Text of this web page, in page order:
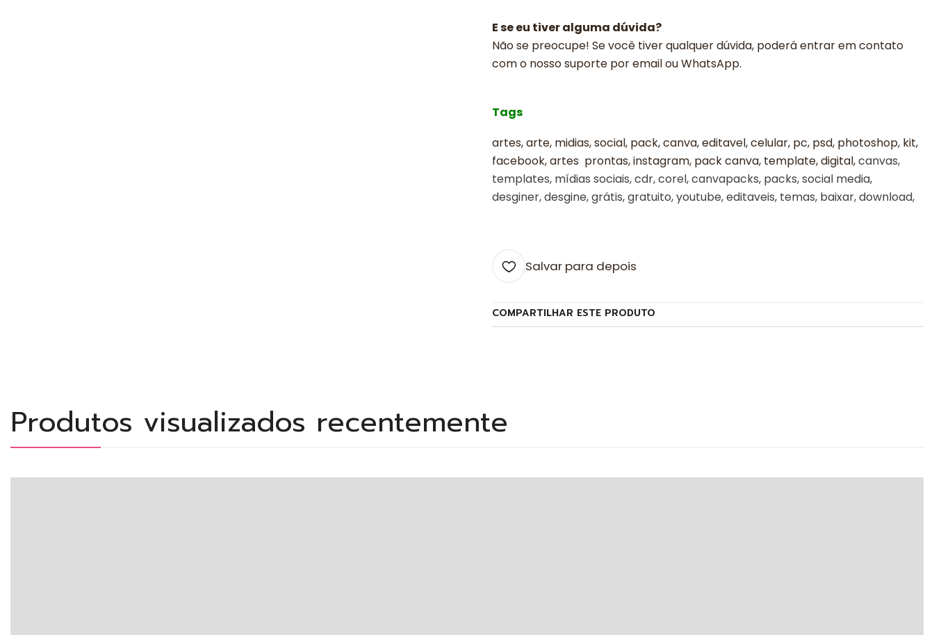
E se eu tiver alguma dúvida?
Não se preocupe! Se você tiver qualquer dúvida, poderá entrar em contato
com o nosso suporte por email ou WhatsApp.
Tags
artes, arte, midias, social, pack, canva, editavel, celular, pc, psd, photoshop, kit,
facebook, artes prontas, instagram, pack canva, template, digital,canvas,
templates, mídias sociais, cdr, corel, canvapacks, packs, social media,
desginer, desgine, grátis, gratuito, youtube, editaveis, temas, baixar, download,
Salvar para depois
COMPARTILHAR ESTE PRODUTO
Produtos visualizados recentemente